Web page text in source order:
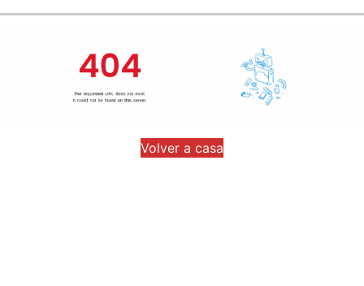
Volver a casa